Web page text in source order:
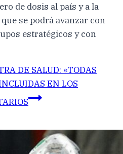
de dosis al país y a la
se podrá avanzar con
estratégicos y con
DE SALUD: «TODAS
EN LOS